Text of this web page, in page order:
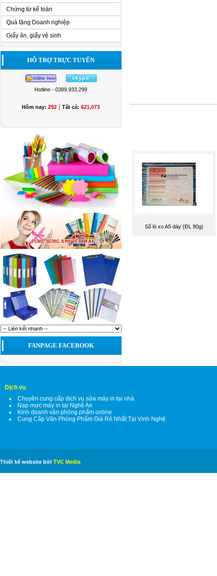
Chứng từ kế toán
Quà tặng Doanh nghiệp
Giấy ăn, giấy vệ sinh
HỖ TRỢ TRỰC TUYẾN
Hotline - 0389.933.299
Hôm nay: 292 | Tất cả: 621,073
FANPAGE FACEBOOK
Sổ lò xo A5 dày (ĐL 80g)
Dịch vụ
Chuyên cung cấp dịch vụ sửa máy in tại nhà
Nạp mực máy in tại Nghệ An
Kinh doanh văn phòng phẩm online
Cung Cấp Văn Phòng Phẩm Giá Rẻ Nhất Tại Vinh Nghệ
Thiết kế website bởi TVC Media